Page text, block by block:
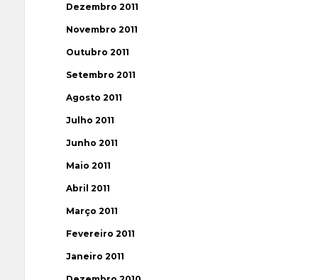
Dezembro 2011
Novembro 2011
Outubro 2011
Setembro 2011
Agosto 2011
Julho 2011
Junho 2011
Maio 2011
Abril 2011
Março 2011
Fevereiro 2011
Janeiro 2011